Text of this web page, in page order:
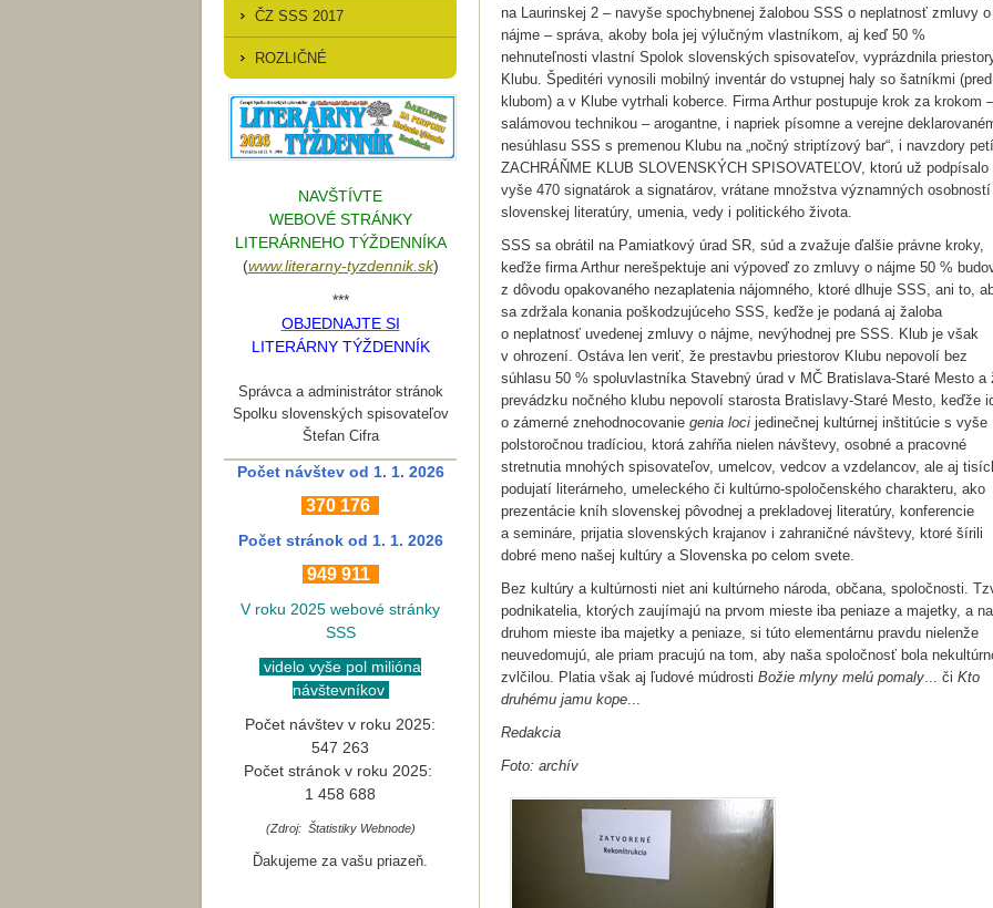
na Laurinskej 2 – navyše spochybnenej žalobou SSS o neplatnosť zmluvy o
nájme – správa, akoby bola jej výlučným vlastníkom, aj keď 50 %
nehnuteľnosti vlastní Spolok slovenských spisovateľov, vyprázdnila
Klubu. Špeditéri vynosili mobilný inventár do vstupnej haly so šatníkmi (pred
klubom) a v Klube vytrhali koberce. Firma Arthur postupuje krok za krokom –
salámovou technikou – arogantne, i napriek písomne a verejne
nesúhlasu SSS s premenou Klubu na „nočný striptízový bar“, i navzdory
ZACHRÁŇME KLUB SLOVENSKÝCH SPISOVATEĽOV, ktorú už podpísalo
vyše 470 signatárok a signatárov, vrátane množstva významných osobností
slovenskej literatúry, umenia, vedy i politického života.
SSS sa obrátil na Pamiatkový úrad SR, súd a zvažuje ďalšie právne kroky,
keďže firma Arthur nerešpektuje ani výpoveď zo zmluvy o nájme 50 %
z dôvodu opakovaného nezaplatenia nájomného, ktoré dlhuje SSS, ani to,
sa zdržala konania poškodzujúceho SSS, keďže je podaná aj žaloba
o neplatnosť uvedenej zmluvy o nájme, nevýhodnej pre SSS. Klub je však
v ohrození. Ostáva len veriť, že prestavbu priestorov Klubu nepovolí bez
súhlasu 50 % spoluvlastníka Stavebný úrad v MČ Bratislava-Staré Mesto a
prevádzku nočného klubu nepovolí starosta Bratislavy-Staré Mesto, keďže
o zámerné znehodnocovanie genia loci jedinečnej kultúrnej inštitúcie s vyše
polstoročnou tradíciou, ktorá zahŕňa nielen návštevy, osobné a pracovné
stretnutia mnohých spisovateľov, umelcov, vedcov a vzdelancov, ale aj
podujatí literárneho, umeleckého či kultúrno-spoločenského charakteru, ako
prezentácie kníh slovenskej pôvodnej a prekladovej literatúry, konferencie
a semináre, prijatia slovenských krajanov i zahraničné návštevy, ktoré šírili
dobré meno našej kultúry a Slovenska po celom svete.
Bez kultúry a kultúrnosti niet ani kultúrneho národa, občana, spoločnosti.
podnikatelia, ktorých zaujímajú na prvom mieste iba peniaze a majetky, a na
druhom mieste iba majetky a peniaze, si túto elementárnu pravdu nielenže
neuvedomujú, ale priam pracujú na tom, aby naša spoločnosť bola
zvlčilou. Platia však aj ľudové múdrosti Božie mlyny melú pomaly... či Kto
druhému jamu kope...
Redakcia
Foto: archív
ČZ SSS 2017
ROZLIČNÉ
NAVŠTÍVTE
WEBOVÉ STRÁNKY
LITERÁRNEHO TÝŽDENNÍKA
(www.literarny-tyzdennik.sk)
***
OBJEDNAJTE SI
LITERÁRNY TÝŽDENNÍK
Správca a administrátor stránok
Spolku slovenských spisovateľov
Štefan Cifra
Počet návštev od 1. 1. 2026
370 176
Počet stránok od 1. 1. 2026
949 911
V roku 2025 webové stránky
SSS
videlo vyše pol milióna
návštevníkov
Počet návštev v roku 2025:
547 263
Počet stránok v roku 2025:
1 458 688
(Zdroj: Štatistiky Webnode)
Ďakujeme za vašu priazeň.